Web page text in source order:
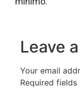
Leave
Your email
Required fields